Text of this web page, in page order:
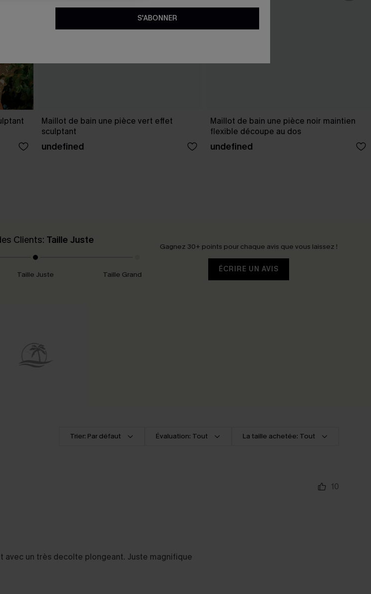
Maillot de bain une pièce vert effet
sculptant
undefined
Maillot de bain une pièce noir maintien
flexible découpe au dos
undefined
Clients: Taille Juste
Taille Juste Taille Grand
Gagnez 30+ points pour chaque avis que vous laissez !
ÉCRIRE UN AVIS
Trier: Par défaut Évaluation: Tout La taille achetée: Tout
10
un très decolte plongeant. Juste magnifique
S'ABONNER